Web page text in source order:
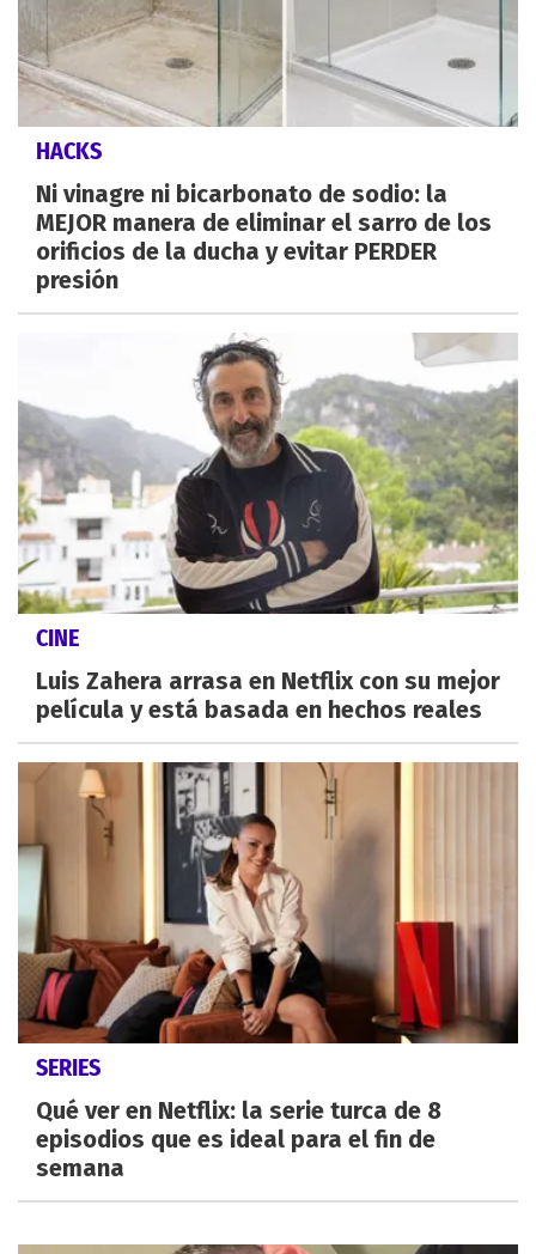
HACKS
Ni vinagre ni bicarbonato de sodio: la
MEJOR manera de eliminar el sarro de los
orificios de la ducha y evitar PERDER
presión
CINE
Luis Zahera arrasa en Netflix con su mejor
película y está basada en hechos reales
SERIES
Qué ver en Netflix: la serie turca de 8
episodios que es ideal para el fin de
semana